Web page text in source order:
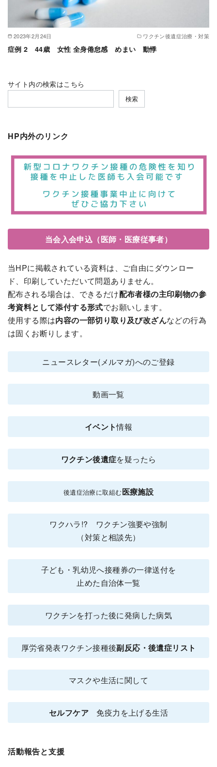
2023年2月24日 ワクチン後遺症治療・対策
症例 2 44歳 女性 全身倦怠感 めまい 動悸
サイト内の検索はこちら
検索
HP内外のリンク
当会入会申込（医師・医療従事者）
当HPに掲載されている資料は、ご自由にダウンロー
ド、印刷していただいて問題ありません。
配布される場合は、できるだけ配布者様の主印刷物の参
考資料として添付する形式でお願いします。
使用する際は内容の一部切り取り及び改ざんなどの行為
は固くお断りします。
ニュースレター(メルマガ)へのご登録
動画一覧
イベント情報
ワクチン後遺症を疑ったら
後遺症治療に取組む医療施設
ワクハラ!? ワクチン強要や強制
（対策と相談先）
子ども・乳幼児へ接種券の一律送付を
止めた自治体一覧
ワクチンを打った後に発病した病気
厚労省発表ワクチン接種後副反応・後遺症リスト
マスクや生活に関して
セルフケア 免疫力を上げる生活
活動報告と支援